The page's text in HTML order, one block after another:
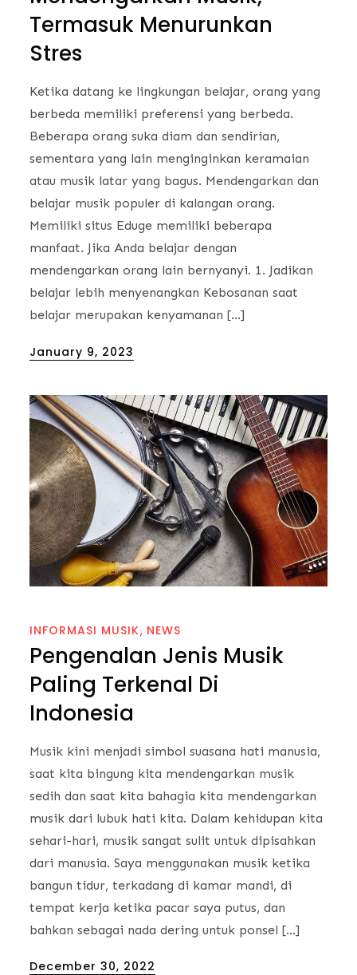
Termasuk Menurunkan
Stres
Ketika datang ke lingkungan belajar, orang yang
berbeda memiliki preferensi yang berbeda.
Beberapa orang suka diam dan sendirian,
sementara yang lain menginginkan keramaian
atau musik latar yang bagus. Mendengarkan dan
belajar musik populer di kalangan orang.
Memiliki situs Eduge memiliki beberapa
manfaat. Jika Anda belajar dengan
mendengarkan orang lain bernyanyi. 1. Jadikan
belajar lebih menyenangkan Kebosanan saat
belajar merupakan kenyamanan […]
Posted
January 9, 2023
INFORMASI MUSIK NEWS
Pengenalan Jenis Musik
Paling Terkenal Di
Indonesia
Musik kini menjadi simbol suasana hati manusia,
saat kita bingung kita mendengarkan musik
sedih dan saat kita bahagia kita mendengarkan
musik dari lubuk hati kita. Dalam kehidupan kita
sehari-hari, musik sangat sulit untuk dipisahkan
dari manusia. Saya menggunakan musik ketika
bangun tidur, terkadang di kamar mandi, di
tempat kerja ketika pacar saya putus, dan
bahkan sebagai nada dering untuk ponsel […]
Posted
December 30, 2022